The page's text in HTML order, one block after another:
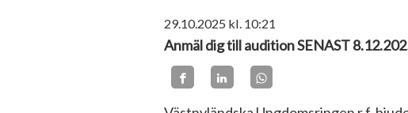
29.10.2025 kl. 10:21
Anmäl dig till audition SENAST